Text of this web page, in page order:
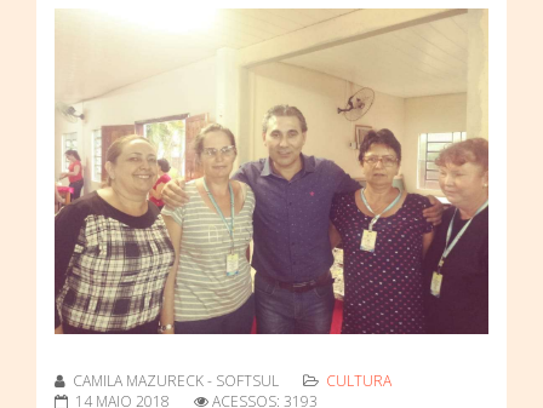
CAMILA MAZURECK - SOFTSUL
CULTURA
14 MAIO 2018
ACESSOS: 3193